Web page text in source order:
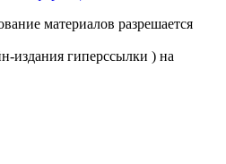
материалов разрешается
издания гиперссылки ) на